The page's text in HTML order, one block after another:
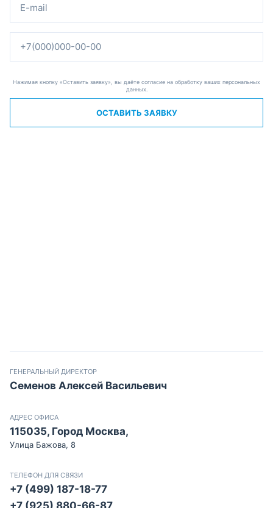
Нажимая кнопку «Оставить заявку», вы даёте согласие на обработку ваших персональных
данных.
ОСТАВИТЬ ЗАЯВКУ
ГЕНЕРАЛЬНЫЙ ДИРЕКТОР
Семенов Алексей Васильевич
АДРЕС ОФИСА
115035, Город Москва,
Улица Бажова, 8
ТЕЛЕФОН ДЛЯ СВЯЗИ
+7 (499) 187-18-77
+7 (925) 880-66-87